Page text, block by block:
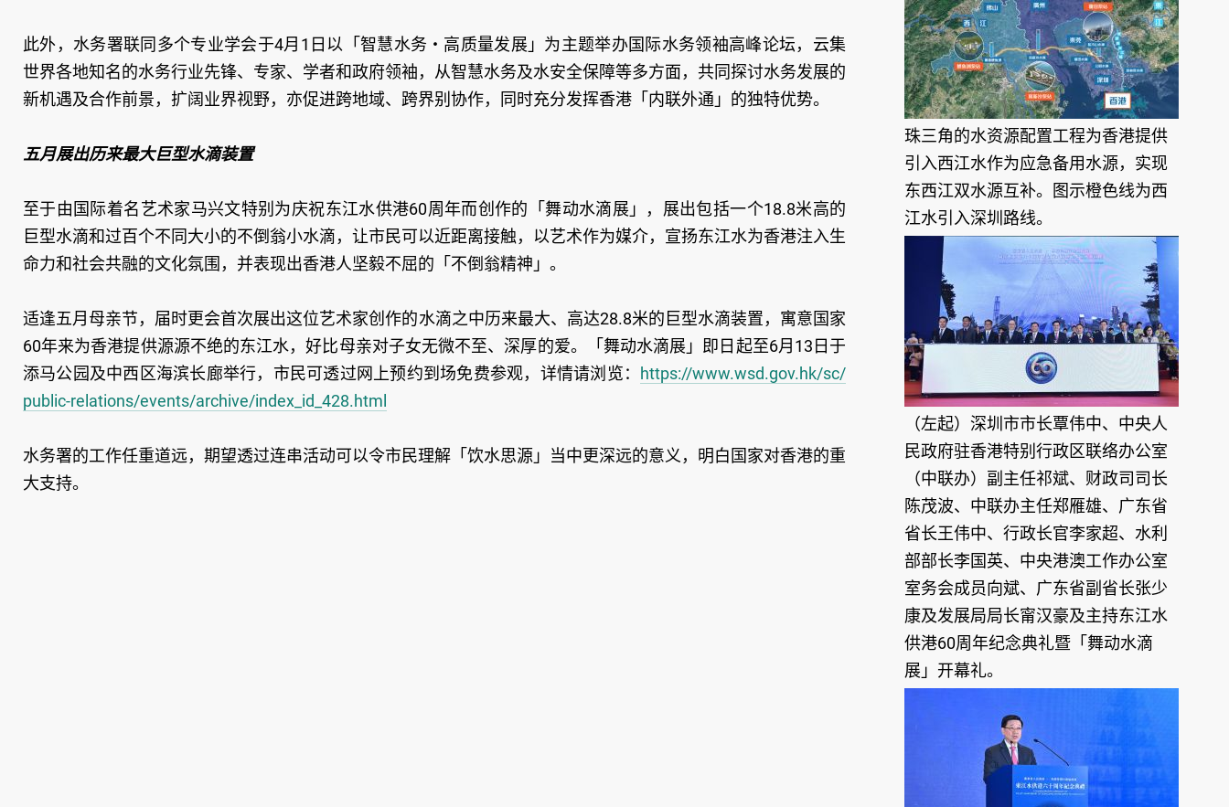
此外，水务署联同多个专业学会于4月1日以「智慧水务‧高质量发展」为主题举办国际水务领袖高峰论坛，云集
世界各地知名的水务行业先锋、专家、学者和政府领袖，从智慧水务及水安全保障等多方面，共同探讨水务发展的
新机遇及合作前景，扩阔业界视野，亦促进跨地域、跨界别协作，同时充分发挥香港「内联外通」的独特优势。
五月展出历来最大巨型水滴装置
至于由国际着名艺术家马兴文特别为庆祝东江水供港60周年而创作的「舞动水滴展」，展出包括一个18.8米高的
巨型水滴和过百个不同大小的不倒翁小水滴，让市民可以近距离接触，以艺术作为媒介，宣扬东江水为香港注入生
命力和社会共融的文化氛围，并表现出香港人坚毅不屈的「不倒翁精神」。
适逢五月母亲节，届时更会首次展出这位艺术家创作的水滴之中历来最大、高达28.8米的巨型水滴装置，寓意国家
60年来为香港提供源源不绝的东江水，好比母亲对子女无微不至、深厚的爱。「舞动水滴展」即日起至6月13日于
添马公园及中西区海滨长廊举行，市民可透过网上预约到场免费参观，详情请浏览： https://www.wsd.gov.hk/sc/
public-relations/events/archive/index_id_428.html
水务署的工作任重道远，期望透过连串活动可以令市民理解「饮水思源」当中更深远的意义，明白国家对香港的重
大支持。
珠三角的水资源配置工程为香港提供
引入西江水作为应急备用水源，实现
东西江双水源互补。图示橙色线为西
江水引入深圳路线。
（左起）深圳市市长覃伟中、中央人
民政府驻香港特别行政区联络办公室
（中联办）副主任祁斌、财政司司长
陈茂波、中联办主任郑雁雄、广东省
省长王伟中、行政长官李家超、水利
部部长李国英、中央港澳工作办公室
室务会成员向斌、广东省副省长张少
康及发展局局长甯汉豪及主持东江水
供港60周年纪念典礼暨「舞动水滴
展」开幕礼。